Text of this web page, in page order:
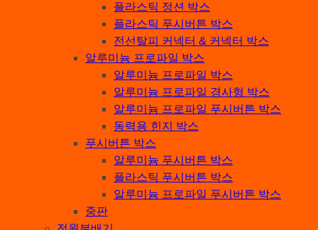
플라스틱 정션 박스
플라스틱 푸시버튼 박스
전선탈피 커넥터 & 커넥터 박스
알루미늄 프로파일 박스
알루미늄 프로파일 박스
알루미늄 프로파일 경사형 박스
알루미늄 프로파일 푸시버튼 박스
동력용 힌지 박스
푸시버튼 박스
알루미늄 푸시버튼 박스
플라스틱 푸시버튼 박스
알루미늄 프로파일 푸시버튼 박스
중판